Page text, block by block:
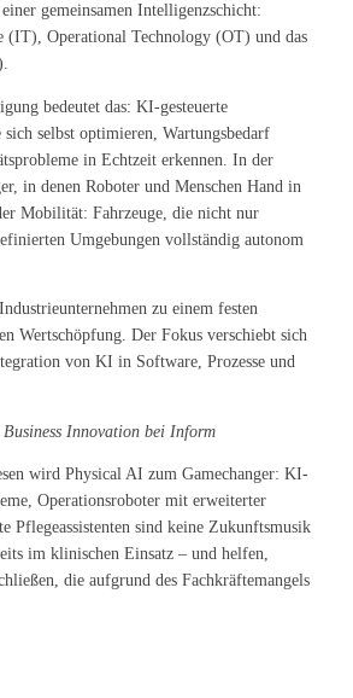
gemeinsamen Intelligenzschicht:
(IT), Operational Technology (OT) und das
bedeutet das: KI-gesteuerte
selbst optimieren, Wartungsbedarf
in Echtzeit erkennen. In der
in denen Roboter und Menschen Hand in
Mobilität: Fahrzeuge, die nicht nur
Umgebungen vollständig autonom
zu einem festen
Wertschöpfung. Der Fokus verschiebt sich
von KI in Software, Prozesse und
Innovation bei Inform
wird Physical AI zum Gamechanger: KI-
Operationsroboter mit erweiterter
Pflegeassistenten sind keine Zukunftsmusik
im klinischen Einsatz – und helfen,
die aufgrund des Fachkräftemangels